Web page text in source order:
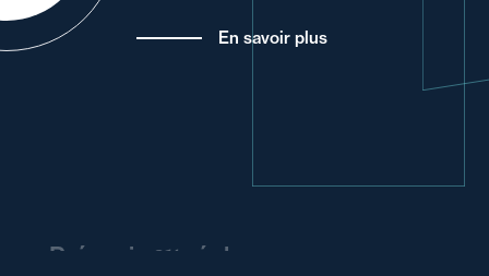
En savoir plus
Prévenir ou régler